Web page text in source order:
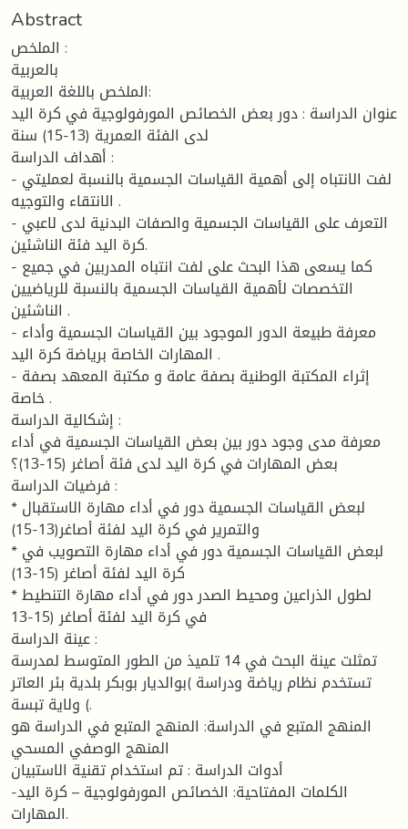
Abstract
الملخص :
بالعربية
الملخص باللغة العربية:
عنوان الدراسة : دور بعض الخصائص المورفولوجية في كرة اليد
لدى الفئة العمرية (13-15) سنة
أهداف الدراسة :
- لفت الانتباه إلى أهمية القياسات الجسمية بالنسبة لعمليتي
الانتقاء والتوجيه .
- التعرف على القياسات الجسمية والصفات البدنية لدى لاعبي
كرة اليد فئة الناشئين.
- كما يسعى هذا البحث على لفت انتباه المدربين في جميع
التخصصات لأهمية القياسات الجسمية بالنسبة للرياضيين
الناشئين .
- معرفة طبيعة الدور الموجود بين القياسات الجسمية وأداء
المهارات الخاصة برياضة كرة اليد .
- إثراء المكتبة الوطنية بصفة عامة و مكتبة المعهد بصفة
خاصة .
إشكالية الدراسة :
معرفة مدى وجود دور بين بعض القياسات الجسمية في أداء
بعض المهارات في كرة اليد لدى فئة أصاغر (15-13)؟
فرضيات الدراسة :
* لبعض القياسات الجسمية دور في أداء مهارة الاستقبال
والتمرير في كرة اليد لفئة أصاغر(13-15)
* لبعض القياسات الجسمية دور في أداء مهارة التصويب في
كرة اليد لفئة أصاغر (15-13)
* لطول الذراعين ومحيط الصدر دور في أداء مهارة التنطيط
في كرة اليد لفئة أصاغر (15-13
عينة الدراسة :
تمثلت عينة البحث في 14 تلميذ من الطور المتوسط لمدرسة
تستخدم نظام رياضة ودراسة )بوالديار بوبكر بلدية بئر العاتر
ولاية تبسة (.
المنهج المتبع في الدراسة: المنهج المتبع في الدراسة هو
المنهج الوصفي المسحي
أدوات الدراسة : تم استخدام تقنية الاستبيان
الكلمات المفتاحية: الخصائص المورفولوجية – كرة اليد-
المهارات.